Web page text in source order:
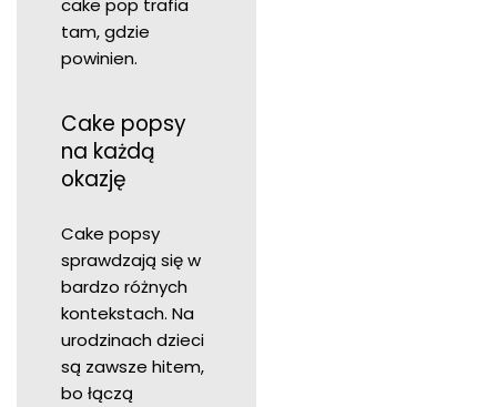
cake pop trafia
tam, gdzie
powinien.
Cake popsy
na każdą
okazję
Cake popsy
sprawdzają się w
bardzo różnych
kontekstach. Na
urodzinach dzieci
są zawsze hitem,
bo łączą